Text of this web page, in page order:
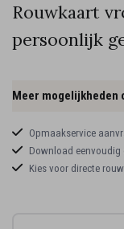
Rouwkaart
persoonlijk
Meer mogelijkheden
Opmaakservice
Download
Kies voor directe